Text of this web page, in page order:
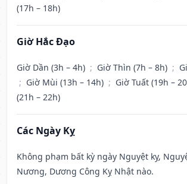
(17h – 18h)
Giờ Hắc Đạo
Giờ Dần (3h – 4h) ; Giờ Thìn (7h – 8h) ;
; Giờ Mùi (13h – 14h) ; Giờ Tuất (19h –
(21h – 22h)
Các Ngày Kỵ
Không phạm bất kỳ ngày Nguyệt kỵ,
Nương, Dương Công Kỵ Nhật nào.